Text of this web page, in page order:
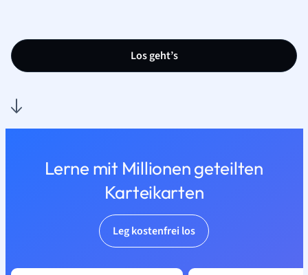
Los geht’s
Lerne mit Millionen geteilten
Karteikarten
Leg kostenfrei los